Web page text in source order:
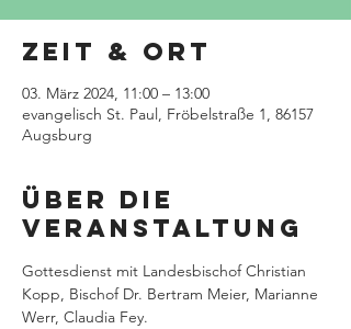
Zeit & Ort
03. März 2024, 11:00 – 13:00
evangelisch St. Paul, Fröbelstraße 1, 86157
Augsburg
Über die
Veranstaltung
Gottesdienst mit Landesbischof Christian
Kopp, Bischof Dr. Bertram Meier, Marianne
Werr, Claudia Fey.